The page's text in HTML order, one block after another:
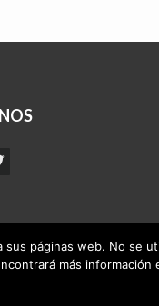
páginas web. No se
más información